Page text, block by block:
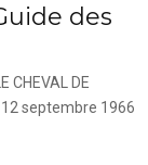
des
CHEVAL DE
septembre 1966